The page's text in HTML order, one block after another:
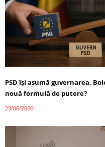
PSD își asumă guvernarea,
nouă formulă de putere?
23/06/2026